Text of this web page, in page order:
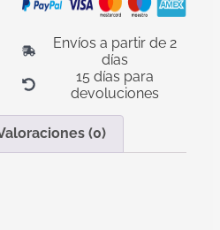
Envíos a partir de 2
días
15 días para
devoluciones
(0)